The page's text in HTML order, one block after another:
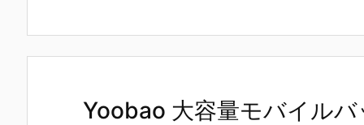
Yoobao 大容量モバイル